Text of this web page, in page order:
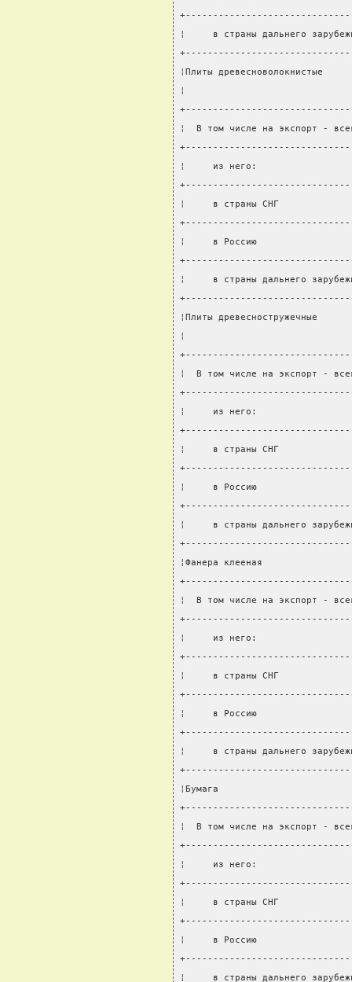
¦     в страны дальнего
¦Плиты
¦
¦  В том числе на экспорт
¦     из него:
¦     в страны СНГ
¦     в Россию
¦     в страны дальнего
¦Плиты
¦
¦  В том числе на экспорт
¦     из него:
¦     в страны СНГ
¦     в Россию
¦     в страны дальнего
¦Фанера клееная
¦  В том числе на экспорт
¦     из него:
¦     в страны СНГ
¦     в Россию
¦     в страны дальнего
¦Бумага
¦  В том числе на экспорт
¦     из него:
¦     в страны СНГ
¦     в Россию
¦     в страны дальнего